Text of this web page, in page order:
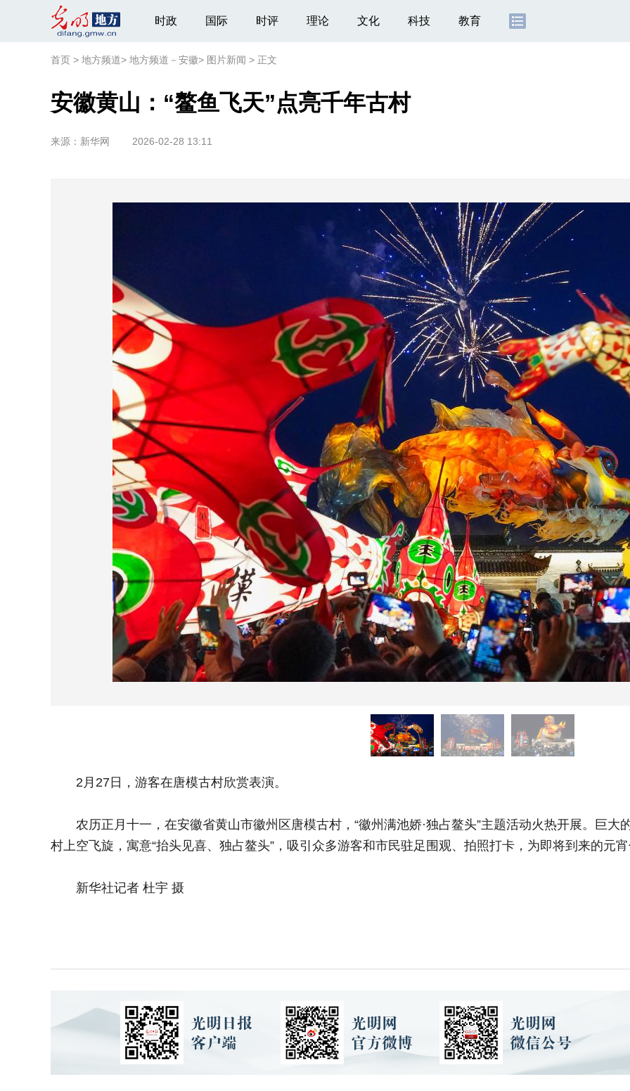
时政 国际 时评 理论 文化 科技 教育
首页 > 地方频道> 地方频道－安徽> 图片新闻 > 正文
安徽黄山：“鳌鱼飞天”点亮千年古村
来源： 新华网 2026-02-28 13:11
2月27日，游客在唐模古村欣赏表演。
农历正月十一，在安徽省黄山市徽州区唐模古村，“徽州满池娇·独占鳌头”主题活动火热开展。巨大
村上空飞旋，寓意“抬头见喜、独占鳌头”，吸引众多游客和市民驻足围观、拍照打卡，为即将到来的元
新华社记者 杜宇 摄